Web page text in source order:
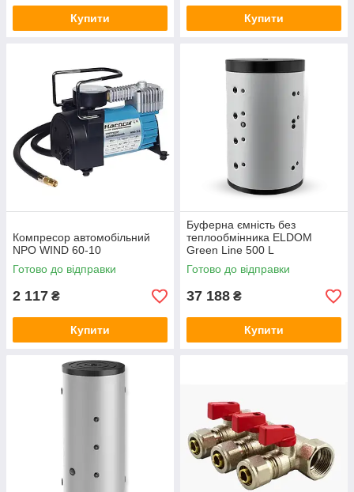
Купити Купити
Компресор автомобільний
NPO WIND 60-10
Готово до відправки
2 117 ₴
Купити
Буферна ємність без
теплообмінника ELDOM
Green Line 500 L
Готово до відправки
37 188 ₴
Купити